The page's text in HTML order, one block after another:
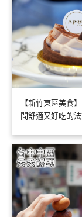
【新竹東區美食
間舒適又好吃的